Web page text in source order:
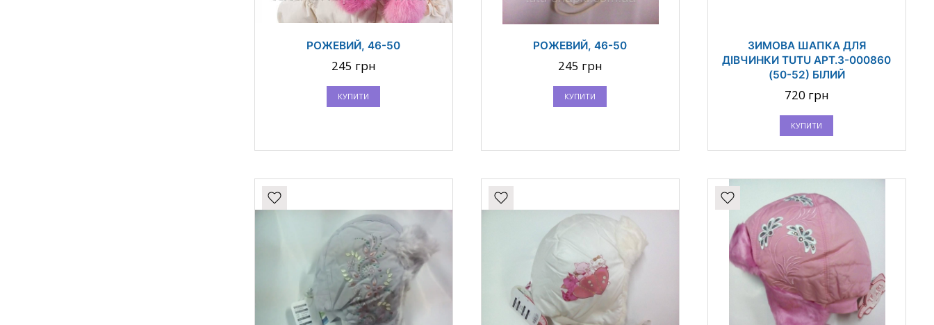
РОЖЕВИЙ, 46-50
245 грн
КУПИТИ
РОЖЕВИЙ, 46-50
245 грн
КУПИТИ
ЗИМОВА ШАПКА ДЛЯ
ДІВЧИНКИ TUTU АРТ.3-000860
(50-52) БІЛИЙ
720 грн
КУПИТИ